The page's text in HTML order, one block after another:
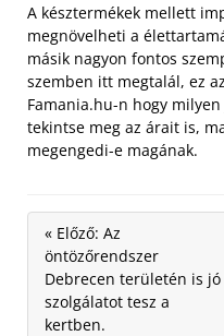
A késztermékek mellett
megnövelheti a
másik nagyon fontos
szemben itt megtalál, ez
Famania.hu-n hogy
tekintse meg az árait is,
megengedi-e magának.
« Előző: Az
öntözőrendszer
Debrecen területén is jó
szolgálatot tesz a
kertben.